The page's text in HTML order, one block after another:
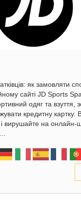
як замовляти
сайті JD Sports
одяг та взуття,
кредитну картку.
і вирушайте на онлайн-